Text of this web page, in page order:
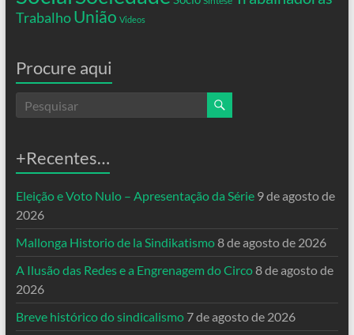
Trabalho União Videos
Procure aqui
+Recentes…
Eleição e Voto Nulo – Apresentação da Série 9 de agosto de
2026
Mallonga Historio de la Sindikatismo8 de agosto de 2026
A Ilusão das Redes e a Engrenagem do Circo8 de agosto de
2026
Breve histórico do sindicalismo 7 de agosto de 2026